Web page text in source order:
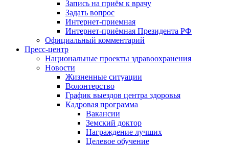
Запись на приём к врачу
Задать вопрос
Интернет-приемная
Интернет-приёмная Президента РФ
Официальный комментарий
Пресс-центр
Национальные проекты здравоохранения
Новости
Жизненные ситуации
Волонтерство
График выездов центра здоровья
Кадровая программа
Вакансии
Земский доктор
Награждение лучших
Целевое обучение